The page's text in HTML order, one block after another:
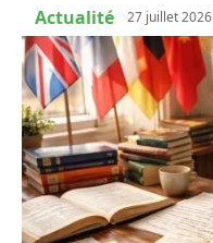
Actualité 27 juillet 2026